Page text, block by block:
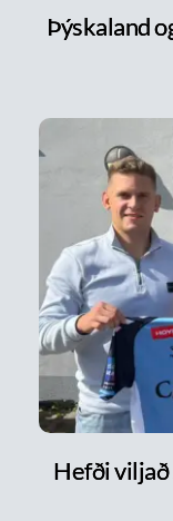
Þýskaland
Hefði